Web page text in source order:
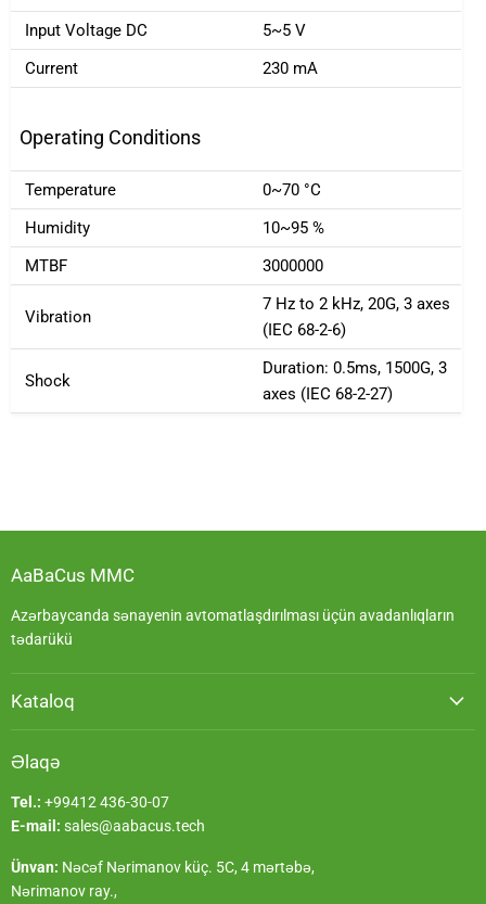
Input Voltage DC
5~5 V
Current
230 mA
Operating Conditions
Temperature
0~70 °C
Humidity
10~95 %
MTBF
3000000
Vibration
7 Hz to 2 kHz, 20G, 3 axes
(IEC 68-2-6)
Shock
Duration: 0.5ms, 1500G, 3
axes (IEC 68-2-27)
AaBaCus MMC
Azərbaycanda sənayenin avtomatlaşdırılması üçün avadanlıqların
tədarükü
Kataloq
Əlaqə
Tel.: +99412 436-30-07
E-mail: sales@aabacus.tech
Ünvan: Nəcəf Nərimanov küç. 5C, 4 mərtəbə,
Nərimanov ray.,